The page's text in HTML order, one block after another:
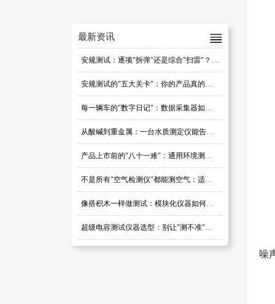
最新资讯
安规测试：逐项"拆弹"还是综合"扫雷"？研发阶段的策略之争
安规测试的"五大关卡"：你的产品真的过关了吗？
每一辆车的"数字日记"：数据采集器如何定义汽车品质
从酸碱到重金属：一台水质测定仪能告诉你多少秘密？
产品上市前的"八十一难"：通用环境测试到底在测哪些数据？
不是所有"空气检测仪"都能测空气：适用性选对了，数据才可信
像搭积木一样做测试：模块化仪器如何重塑测试边界
超级电容测试仪器选型：别让"测不准"毁了你的产品口碑
噪